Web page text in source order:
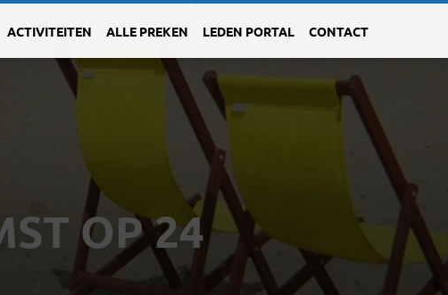
ACTIVITEITEN ALLE PREKEN LEDEN PORTAL CONTACT
OP 24